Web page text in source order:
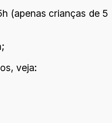
(apenas crianças de 5
veja: